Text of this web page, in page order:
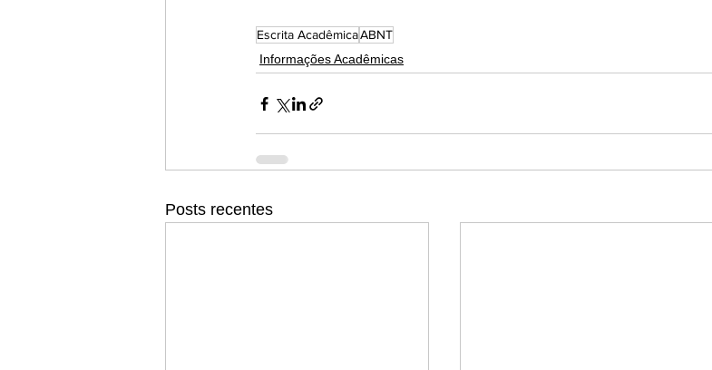
Escrita AcadêmicaABNT
Informações Acadêmicas
Posts recentes